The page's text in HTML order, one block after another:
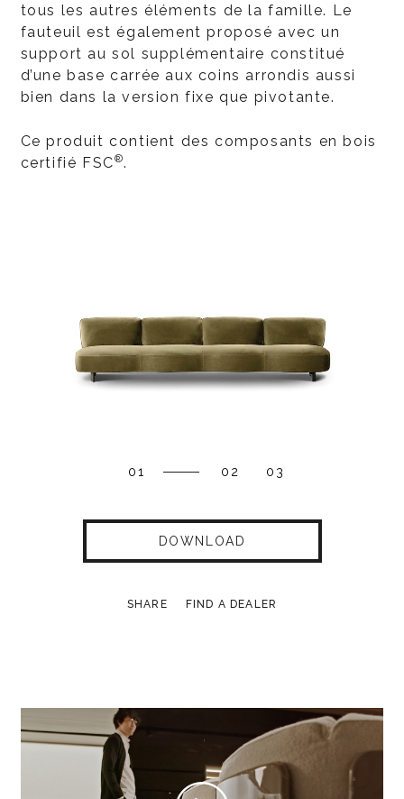
tous les autres éléments de la famille. Le
fauteuil est également proposé avec un
support au sol supplémentaire constitué
d’une base carrée aux coins arrondis aussi
bien dans la version fixe que pivotante.
Ce produit contient des composants en bois
certifié FSC®.
01 02 03
DOWNLOAD
SHARE FIND A DEALER